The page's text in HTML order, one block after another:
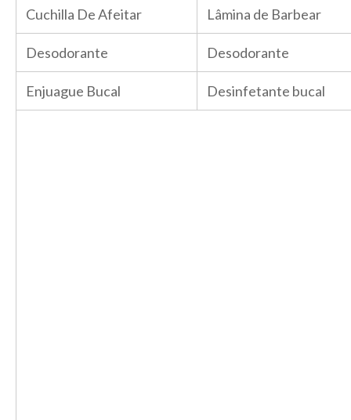
Cuchilla De Afeitar Lâmina de Barbear
Desodorante Desodorante
Enjuague Bucal Desinfetante bucal